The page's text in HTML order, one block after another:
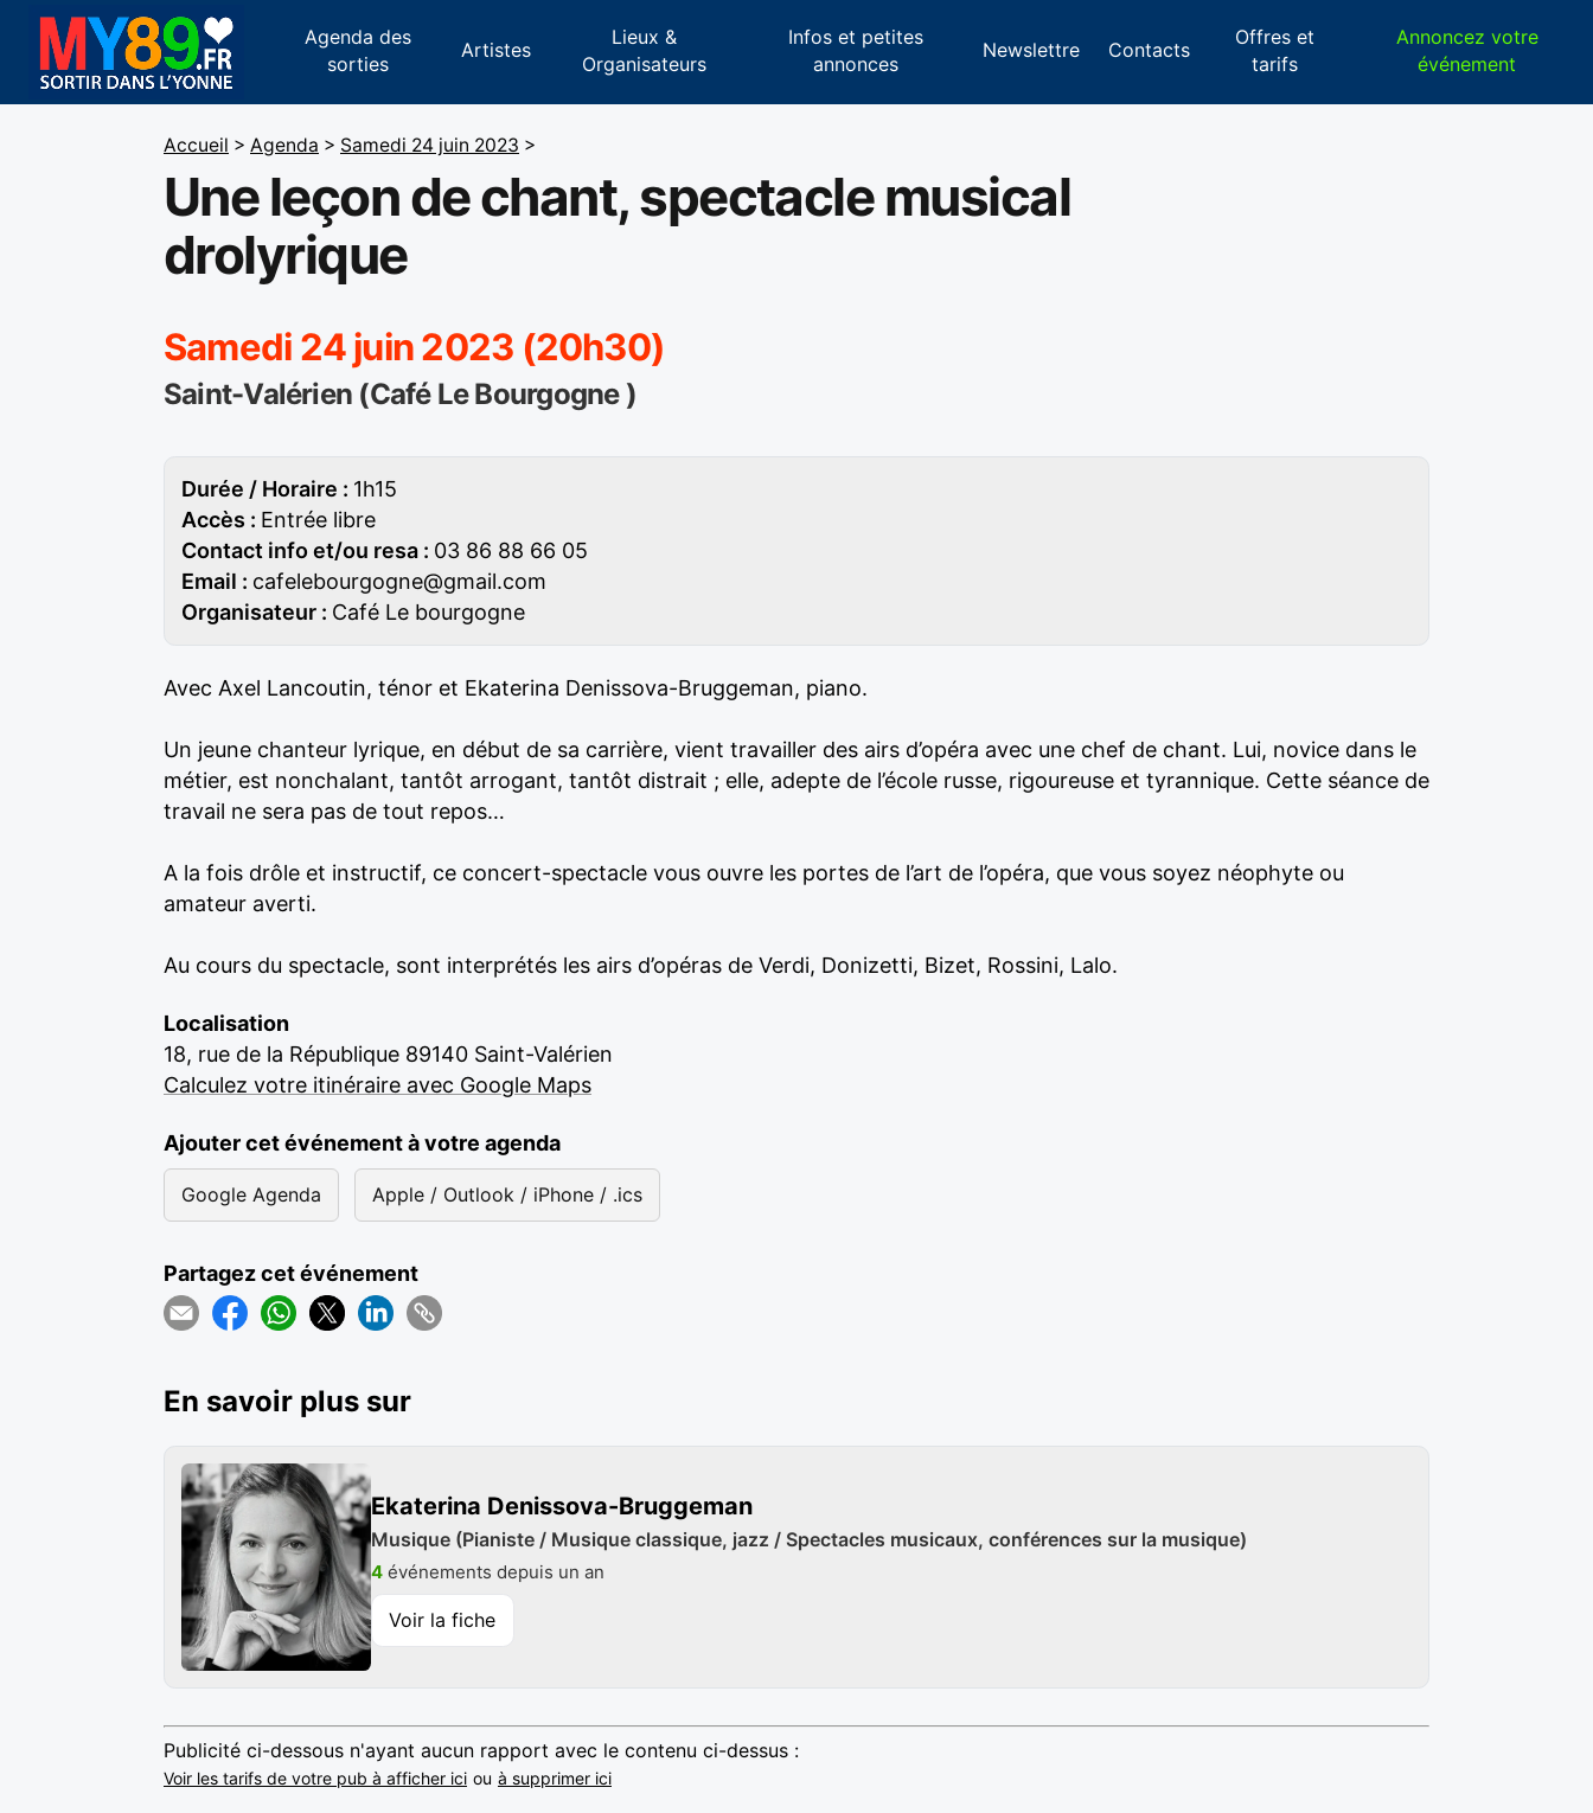
Agenda des
sorties
Artistes
Lieux &
Organisateurs
Infos et petites
annonces
Newslettre Contacts
Offres et
tarifs
Annoncez votre
événement
Accueil > Agenda > Samedi 24 juin 2023 >
Une leçon de chant, spectacle musical
drolyrique
Samedi 24 juin 2023 (20h30)
Saint-Valérien (Café Le Bourgogne )
Durée / Horaire : 1h15
Accès : Entrée libre
Contact info et/ou resa : 03 86 88 66 05
Email : cafelebourgogne@gmail.com
Organisateur : Café Le bourgogne
Avec Axel Lancoutin, ténor et Ekaterina Denissova-Bruggeman, piano.
Un jeune chanteur lyrique, en début de sa carrière, vient travailler des airs d’opéra avec une chef de chant. Lui, novice dans le
métier, est nonchalant, tantôt arrogant, tantôt distrait ; elle, adepte de l’école russe, rigoureuse et tyrannique. Cette séance de
travail ne sera pas de tout repos…
A la fois drôle et instructif, ce concert-spectacle vous ouvre les portes de l’art de l’opéra, que vous soyez néophyte ou
amateur averti.
Au cours du spectacle, sont interprétés les airs d’opéras de Verdi, Donizetti, Bizet, Rossini, Lalo.
Localisation
18, rue de la République 89140 Saint-Valérien
Calculez votre itinéraire avec Google Maps
Ajouter cet événement à votre agenda
Google Agenda Apple / Outlook / iPhone / .ics
Partagez cet événement
En savoir plus sur
Ekaterina Denissova-Bruggeman
Musique (Pianiste / Musique classique, jazz / Spectacles musicaux, conférences sur la musique)
4 événements depuis un an
Voir la fiche
Publicité ci-dessous n'ayant aucun rapport avec le contenu ci-dessus :
Voir les tarifs de votre pub à afficher ici ou à supprimer ici